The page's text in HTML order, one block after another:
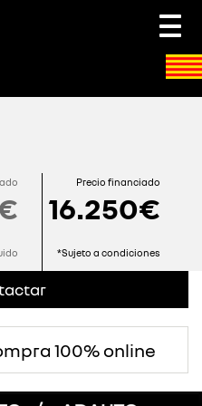
Precio financiado
16.250€
*Sujeto a condiciones
100% online